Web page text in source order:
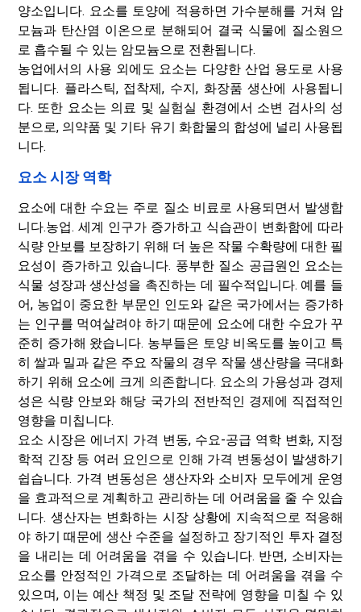
양소입니다. 요소를 토양에 적용하면 가수분해를 거쳐 암
모늄과 탄산염 이온으로 분해되어 결국 식물에 질소원으
로 흡수될 수 있는 암모늄으로 전환됩니다.
농업에서의 사용 외에도 요소는 다양한 산업 용도로 사용
됩니다. 플라스틱, 접착제, 수지, 화장품 생산에 사용됩니
다. 또한 요소는 의료 및 실험실 환경에서 소변 검사의 성
분으로, 의약품 및 기타 유기 화합물의 합성에 널리 사용됩
니다.
요소 시장 역학
요소에 대한 수요는 주로 질소 비료로 사용되면서 발생합
니다.농업. 세계 인구가 증가하고 식습관이 변화함에 따라
식량 안보를 보장하기 위해 더 높은 작물 수확량에 대한 필
요성이 증가하고 있습니다. 풍부한 질소 공급원인 요소는
식물 성장과 생산성을 촉진하는 데 필수적입니다. 예를 들
어, 농업이 중요한 부문인 인도와 같은 국가에서는 증가하
는 인구를 먹여살려야 하기 때문에 요소에 대한 수요가 꾸
준히 증가해 왔습니다. 농부들은 토양 비옥도를 높이고 특
히 쌀과 밀과 같은 주요 작물의 경우 작물 생산량을 극대화
하기 위해 요소에 크게 의존합니다. 요소의 가용성과 경제
성은 식량 안보와 해당 국가의 전반적인 경제에 직접적인
영향을 미칩니다.
요소 시장은 에너지 가격 변동, 수요-공급 역학 변화, 지정
학적 긴장 등 여러 요인으로 인해 가격 변동성이 발생하기
쉽습니다. 가격 변동성은 생산자와 소비자 모두에게 운영
을 효과적으로 계획하고 관리하는 데 어려움을 줄 수 있습
니다. 생산자는 변화하는 시장 상황에 지속적으로 적응해
야 하기 때문에 생산 수준을 설정하고 장기적인 투자 결정
을 내리는 데 어려움을 겪을 수 있습니다. 반면, 소비자는
요소를 안정적인 가격으로 조달하는 데 어려움을 겪을 수
있으며, 이는 예산 책정 및 조달 전략에 영향을 미칠 수 있